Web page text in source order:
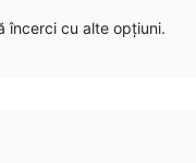
încerci cu alte opțiuni.